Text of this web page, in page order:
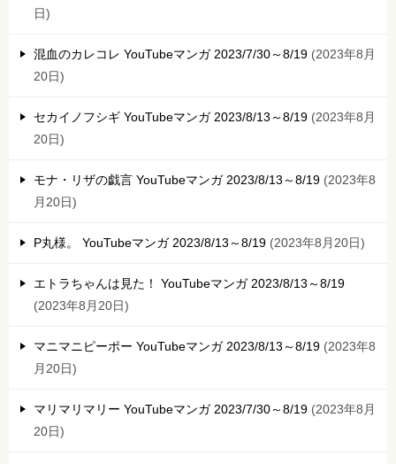
日
混血のカレコレ YouTubeマンガ 2023/7/30～8/19 2023年8月
20日
セカイノフシギ YouTubeマンガ 2023/8/13～8/19 2023年8月
20日
モナ・リザの戯言 YouTubeマンガ 2023/8/13～8/19 2023年8
月20日
P丸様。 YouTubeマンガ 2023/8/13～8/19 2023年8月20日
エトラちゃんは見た！ YouTubeマンガ 2023/8/13～8/19
2023年8月20日
マニマニピーポー YouTubeマンガ 2023/8/13～8/19 2023年8
月20日
マリマリマリー YouTubeマンガ 2023/7/30～8/19 2023年8月
20日